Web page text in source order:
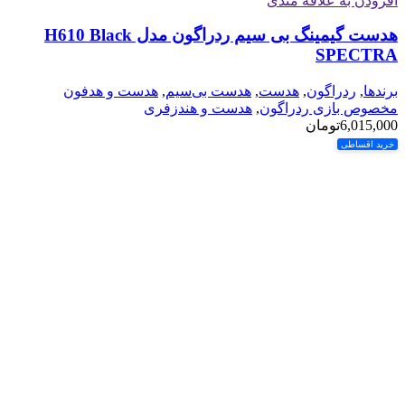
هدست گیمینگ بی سیم ردراگون مدل H610 Black
SPECTRA
برندها, ردراگون, هدست, هدست بی‌سیم, هدست و هدفون
مخصوص بازی ردراگون, هدست و هندزفری
6,015,000تومان
خرید اقساطی